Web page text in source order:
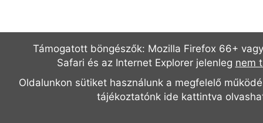
Támogatott böngészők: Mozilla Firefox 66+
Safari és az Internet Explorer jelenleg nem
Oldalunkon sütiket használunk a megfelelő
tájékoztatónk ide kattintva